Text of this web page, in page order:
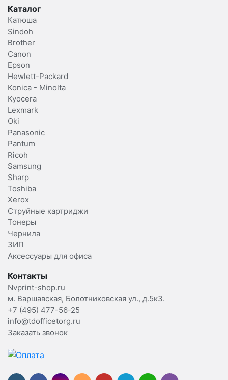
Каталог
Катюша
Sindoh
Brother
Canon
Epson
Hewlett-Packard
Konica - Minolta
Kyocera
Lexmark
Oki
Panasonic
Pantum
Ricoh
Samsung
Sharp
Toshiba
Xerox
Струйные картриджи
Тонеры
Чернила
ЗИП
Аксессуары для офиса
Контакты
Nvprint-shop.ru
м. Варшавская, Болотниковская ул., д.5к3.
+7 (495) 477-56-25
info@tdofficetorg.ru
Заказать звонок